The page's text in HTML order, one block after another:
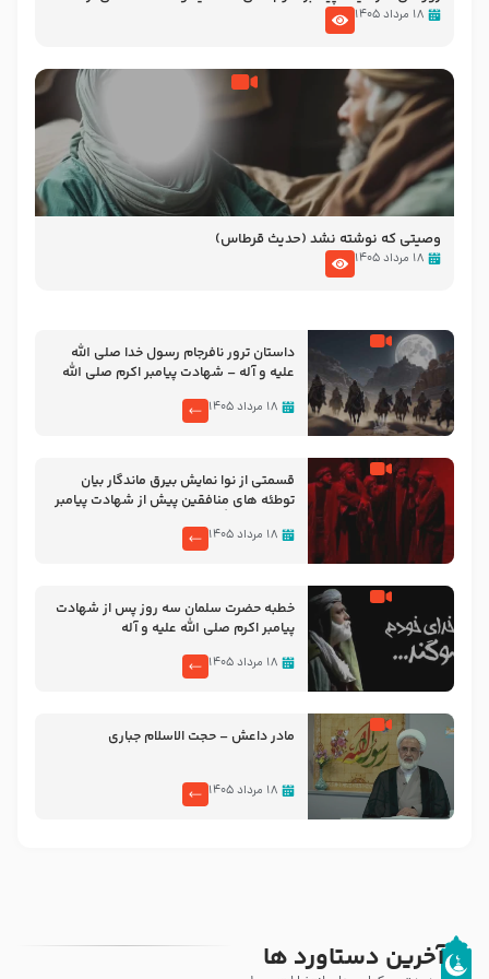
نوانمایش حرامیان در احرام – 1389
۱۸ مرداد ۱۴۰۵
وصیتی که نوشته نشد (حدیث قرطاس)
۱۸ مرداد ۱۴۰۵
‌‌‌‌‌‌‌داستان ترور نافرجام رسول خدا صلی الله
علیه و آله – شهادت پیامبر اکرم صلی الله
۱۸ مرداد ۱۴۰۵
قسمتی از نوا نمایش بیرق ماندگار بیان
توطئه های منافقین پیش از شهادت پیامبر
۱۸ مرداد ۱۴۰۵
خطبه حضرت سلمان سه روز پس از شهادت
پیامبر اکرم صلی الله علیه و آله
۱۸ مرداد ۱۴۰۵
مادر داعش – حجت الاسلام جباری
۱۸ مرداد ۱۴۰۵
آخرین دستاورد ها